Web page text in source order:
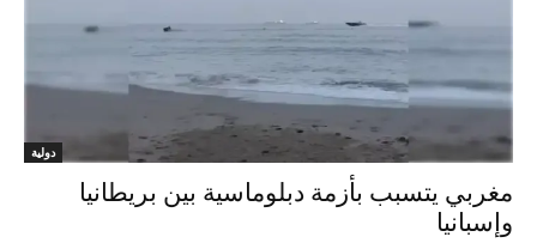
دولية
مغربي يتسبب بأزمة دبلوماسية بين بريطانيا
وإسبانيا